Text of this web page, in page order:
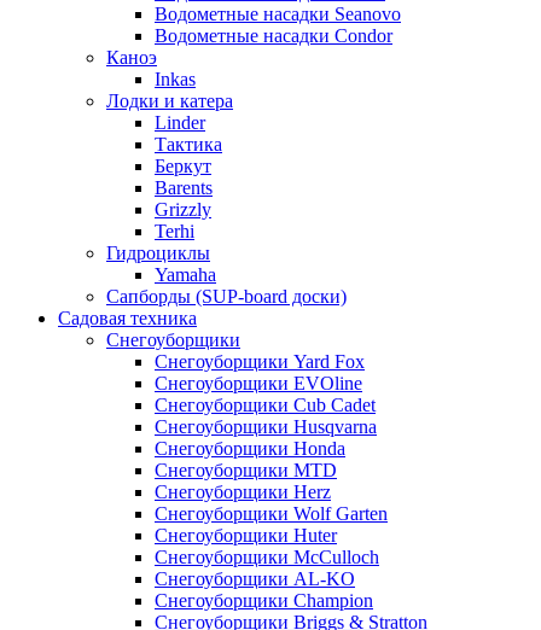
Водометные насадки Seanovo
Водометные насадки Condor
Каноэ
Inkas
Лодки и катера
Linder
Тактика
Беркут
Barents
Grizzly
Terhi
Гидроциклы
Yamaha
Сапборды (SUP-board доски)
Садовая техника
Снегоуборщики
Снегоуборщики Yard Fox
Снегоуборщики EVOline
Снегоуборщики Cub Cadet
Снегоуборщики Husqvarna
Снегоуборщики Honda
Снегоуборщики MTD
Снегоуборщики Herz
Снегоуборщики Wolf Garten
Снегоуборщики Huter
Снегоуборщики McCulloch
Снегоуборщики AL-KO
Снегоуборщики Champion
Снегоуборщики Briggs & Stratton